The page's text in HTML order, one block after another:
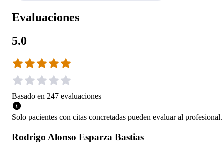
Evaluaciones
5.0
Basado en 247 evaluaciones
Solo pacientes con citas concretadas pueden evaluar al profesional.
Rodrigo Alonso Esparza Bastias